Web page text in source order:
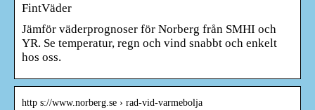
FintVäder
Jämför väderprognoser för Norberg från SMHI och
YR. Se temperatur, regn och vind snabbt och enkelt
hos oss.
http s://www.norberg.se › rad-vid-varmebolja